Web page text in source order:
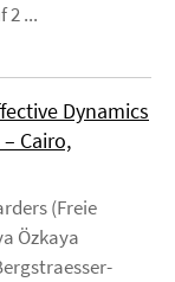
2 ...
Dynamics
Cairo,
(Freie
Özkaya